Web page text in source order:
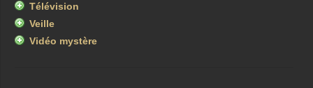
Télévision
Veille
Vidéo mystère